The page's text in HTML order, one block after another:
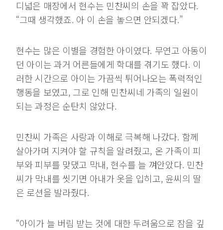
디넓은 매장에서 현수는 민찬씨의 손을 꽉 잡았다.
“그때 생각했죠. 아 이 손을 놓으면 안되겠다.”
현수는 많은 이별을 경험한 아이였다. 무연고 아동이
던 아이는 과거 어른들에게 학대를 겪기도 했다. 이
러한 시간으로 아이는 가끔씩 튀어나오는 폭력적인
행동을 보였고, 그로 인해 민찬씨네 가족의 일원이
되는 과정은 순탄치 않았다.
민찬씨 가족은 사랑과 이해로 극복해 나갔다. 함께
살아가며 지켜야 할 규칙을 알려줬고, 온 가족이 피
부와 피부를 맞댔고 막내, 현수를 늘 껴안았다. 민찬
씨가 막내를 씻기면 아내가 옷을 입히고, 윤씨의 딸
은 로션을 발라줬다.
“아이가 늘 버림 받는 것에 대한 두려움으로 잠을 깊